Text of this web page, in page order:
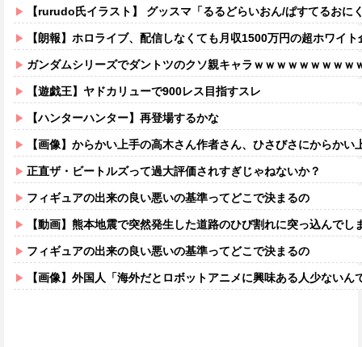
【rurudo氏イラスト】 グッスマ「るるどらいおん/ぱすてるおにくVer.」
【朗報】ホロライブ、配信しなくても月収1500万円の超ホワイト
ガンダムシリーズでダントツのクソ親キャラｗｗｗｗｗｗｗｗｗ
【遊戯王】ヤドカリューで900レス目指すスレ
【ハンターハンター】再登場するかな
【画像】からかい上手の高木さん作者さん、ひさびさにからかい上手の高木
正直ザ・ビートルズって過大評価されすぎじゃねないか？
フィギュアの出来の良い悪いの基準ってどこで決まるの
【動画】熊本地震で突然発生した道路のひび割れに突っ込んでし
フィギュアの出来の良い悪いの基準ってどこで決まるの
【画像】外国人「海外だとロボットアニメに興味ある人少ないん